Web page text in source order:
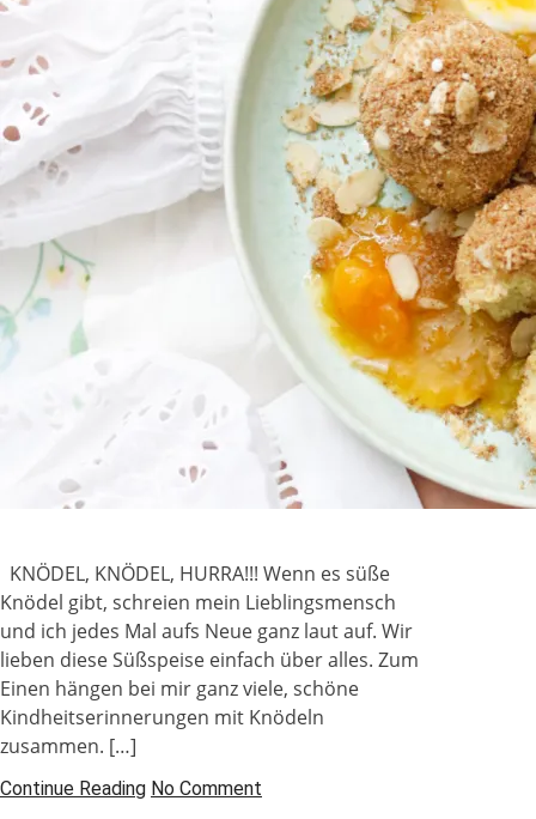
KNÖDEL, KNÖDEL, HURRA!!! Wenn es süße
Knödel gibt, schreien mein Lieblingsmensch
und ich jedes Mal aufs Neue ganz laut auf. Wir
lieben diese Süßspeise einfach über alles. Zum
Einen hängen bei mir ganz viele, schöne
Kindheitserinnerungen mit Knödeln
zusammen. […]
Continue Reading No Comment